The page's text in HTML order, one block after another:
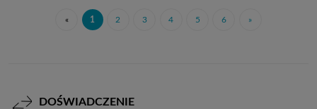
« 1 2 3 4 5 6 »
DOŚWIADCZENIE